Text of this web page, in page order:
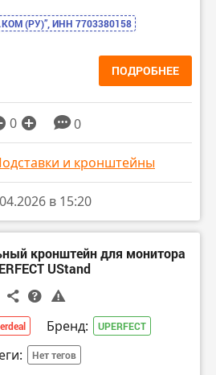
(РУ)”, ИНН 7703380158
ПОДРОБНЕЕ
0 0
и кронштейны
в 15:20
кронштейн для монитора
UStand
Бренд: UPERFECT
Нет тегов